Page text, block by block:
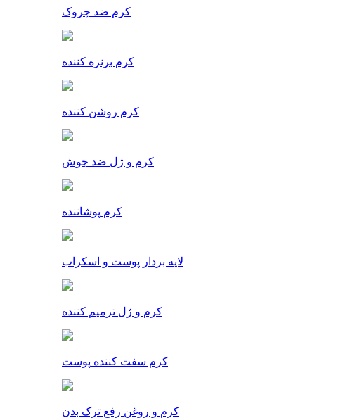
کرم ضد چروک
کرم برنزه کننده
کرم روشن کننده
کرم و ژل ضد جوش
کرم پوشاننده
لایه بردار پوست و اسکراب
کرم و ژل ترمیم کننده
کرم سفت کننده پوست
کرم و روغن رفع ترک بدن